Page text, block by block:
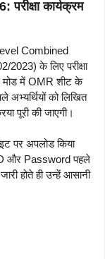
कार्यक्रम
Combined
के लिए परीक्षा
मोड में OMR शीट के
अभ्यर्थियों को लिखित
पूरी की जाएगी।
पर अपलोड किया
और Password पहले
होते ही उन्हें आसानी